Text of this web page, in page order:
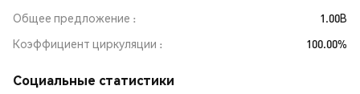
Общее предложение
1.00B
Коэффициент циркуляции
100.00%
Социальные статистики